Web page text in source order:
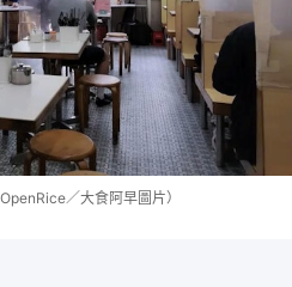
／大食阿早圖片）